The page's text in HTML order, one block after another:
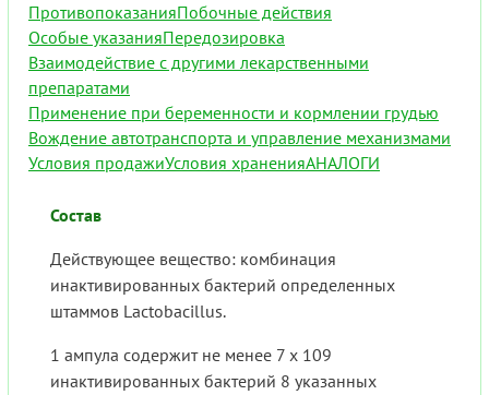
ПротивопоказанияПобочные действия
Особые указанияПередозировка
Взаимодействие с другими лекарственными
препаратами
Применение при беременности и кормлении грудью
Вождение автотранспорта и управление механизмами
Условия продажиУсловия храненияАНАЛОГИ
Состав
Действующее вещество: комбинация
инактивированных бактерий определенных
штаммов Lactobacillus.
1 ампула содержит не менее 7 х 109
инактивированных бактерий 8 указанных